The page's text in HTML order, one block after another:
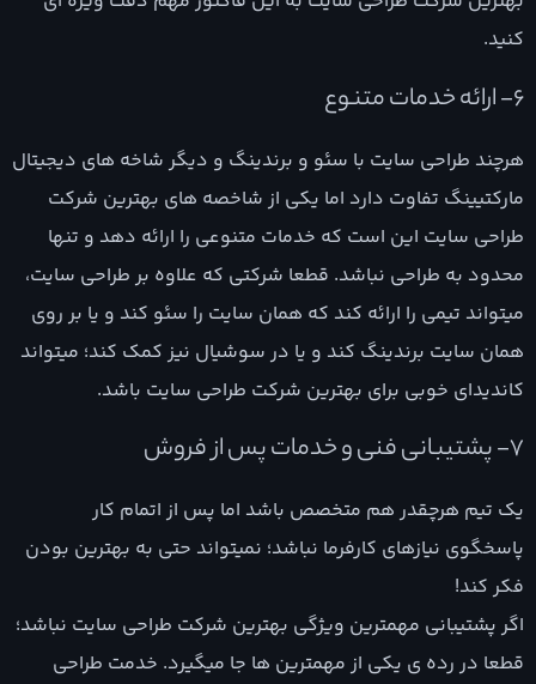
کنید.
6- ارائه خدمات متنوع
هرچند طراحی سایت با سئو و برندینگ و دیگر شاخه های دیجیتال
مارکتیینگ تفاوت دارد اما یکی از شاخصه های بهترین شرکت
طراحی سایت این است که خدمات متنوعی را ارائه دهد و تنها
محدود به طراحی نباشد. قطعا شرکتی که علاوه بر طراحی سایت،
میتواند تیمی را ارائه کند که همان سایت را سئو کند و یا بر روی
همان سایت برندینگ کند و یا در سوشیال نیز کمک کند؛ میتواند
کاندیدای خوبی برای بهترین شرکت طراحی سایت باشد.
7- پشتیبانی فنی و خدمات پس از فروش
یک تیم هرچقدر هم متخصص باشد اما پس از اتمام کار
پاسخگوی نیازهای کارفرما نباشد؛ نمیتواند حتی به بهترین بودن
فکر کند!
اگر پشتیبانی مهمترین ویژگی بهترین شرکت طراحی سایت نباشد؛
قطعا در رده ی یکی از مهمترین ها جا میگیرد. خدمت طراحی